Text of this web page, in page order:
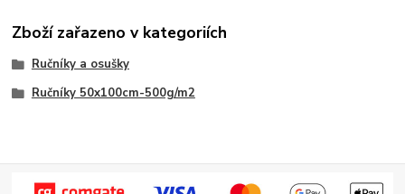
Zboží zařazeno v kategoriích
Ručníky a osušky
Ručníky 50x100cm-500g/m2